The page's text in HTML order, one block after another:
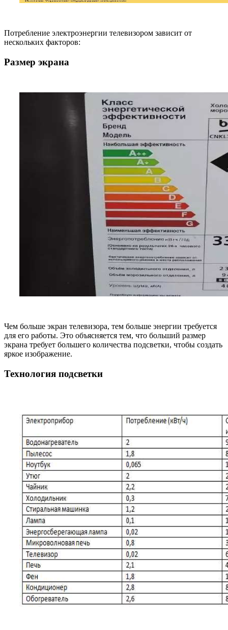
Потребление электроэнергии телевизором зависит от
нескольких факторов:
Размер экрана
Чем больше экран телевизора, тем больше энергии требуется
для его работы. Это объясняется тем, что больший размер
экрана требует большего количества подсветки, чтобы создать
яркое изображение.
Технология подсветки